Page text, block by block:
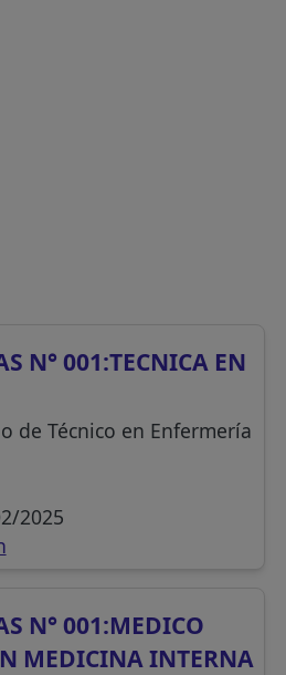
N° 001:TECNICA EN
de Técnico en Enfermería
2025
N° 001:MEDICO
MEDICINA INTERNA